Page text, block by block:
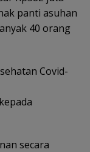
panti asuhan
40 orang
Covid-
secara